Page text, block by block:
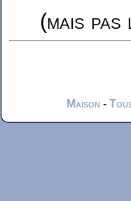
(mais
Maison -